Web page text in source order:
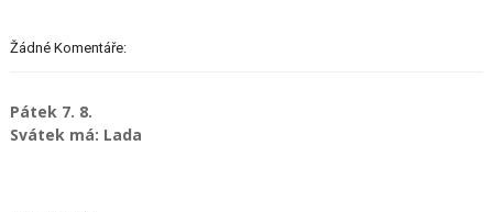
Žádné Komentáře:
Pátek 7. 8.
Svátek má: Lada